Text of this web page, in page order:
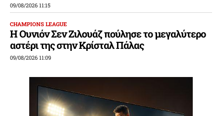
09/08/2026 11:15
CHAMPIONS LEAGUE
Η Ουνιόν Σεν Ζιλουάζ πούλησε το μεγαλύτερο
αστέρι της στην Κρίσταλ Πάλας
09/08/2026 11:09